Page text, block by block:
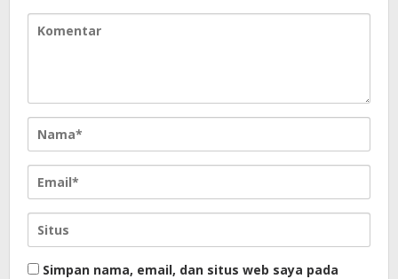
Simpan nama, email, dan situs web saya pada